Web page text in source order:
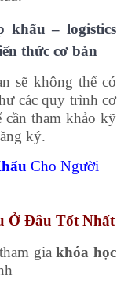
khẩu – logistics
thức cơ bản
sẽ không thể có
các quy trình cơ
tham khảo kỹ
ký.
Cho Người
Ở Đâu Tốt Nhất
giakhóa học